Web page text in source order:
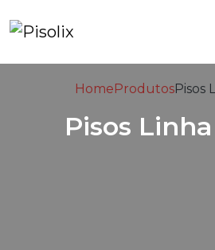
HomeProdutosPisos
Pisos